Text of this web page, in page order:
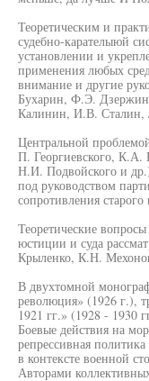
Теоретическим и
судебно-карателыюй
установлении и
применения любых
внимание и другие
Бухарин, Ф.Э.
Калинин, И.В.
Центральной
П. Георгиевского,
Н.И. Подвойского и др.)
под руководством
сопротивления старого
Теоретические
юстиции и суда
Крыленко, К.Н.
В двухтомной
революция» (1926 г.),
1921 гг.» (1928 - 1930
Боевые действия на
репрессивная
в контексте военной
Авторами